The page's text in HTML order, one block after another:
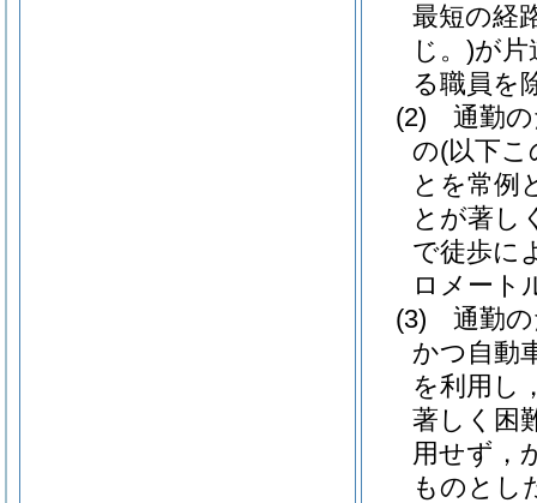
最短の経
じ。)が片
る職員を
(2)
通勤
の(以下
とを常例
とが著し
で徒歩に
ロメート
(3)
通勤
かつ自動
を利用し
著しく困
用せず，
ものとし